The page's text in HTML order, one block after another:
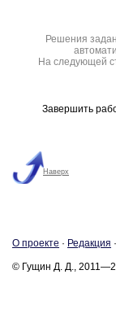
Решения
На следующей
Завершить
Наверх
О про­ек­те · Ре­дак­ция ·
© Гущин Д. Д.,